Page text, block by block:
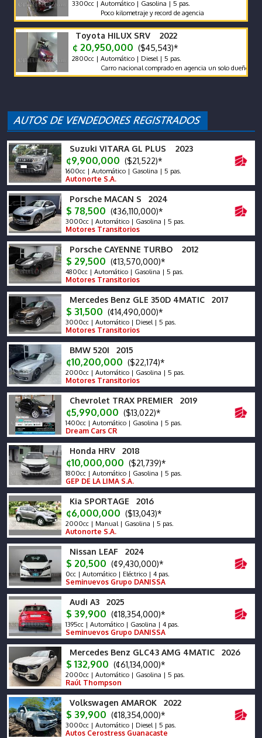
3300cc | Automático | Gasolina | 5 pas.
Poco kilometraje y record de agencia
Toyota HILUX SRV 2022
¢ 20,950,000 ($45,543)*
2800cc | Automático | Diesel | 5 pas.
Carro nacional comprado en agencia un solo dueño récord y
Suzuki VITARA GL PLUS 2023
¢9,900,000 ($21,522)*
1600cc | Automático | Gasolina | 5 pas.
Autonorte S.A.
Porsche MACAN S 2024
$ 78,500 (¢36,110,000)*
3000cc | Automático | Gasolina | 5 pas.
Motores Transitorios
Porsche CAYENNE TURBO 2012
$ 29,500 (¢13,570,000)*
4800cc | Automático | Gasolina | 5 pas.
Motores Transitorios
Mercedes Benz GLE 350D 4MATIC 2017
$ 31,500 (¢14,490,000)*
3000cc | Automático | Diesel | 5 pas.
Motores Transitorios
BMW 520I 2015
¢10,200,000 ($22,174)*
2000cc | Automático | Gasolina | 5 pas.
Motores Transitorios
Chevrolet TRAX PREMIER 2019
¢5,990,000 ($13,022)*
1400cc | Automático | Gasolina | 5 pas.
Dream Cars CR
Honda HRV 2018
¢10,000,000 ($21,739)*
1800cc | Automático | Gasolina | 5 pas.
GEP DE LA LIMA S.A.
Kia SPORTAGE 2016
¢6,000,000 ($13,043)*
2000cc | Manual | Gasolina | 5 pas.
Autonorte S.A.
Nissan LEAF 2024
$ 20,500 (¢9,430,000)*
0cc | Automático | Eléctrico | 4 pas.
Seminuevos Grupo DANISSA
Audi A3 2025
$ 39,900 (¢18,354,000)*
1395cc | Automático | Gasolina | 4 pas.
Seminuevos Grupo DANISSA
Mercedes Benz GLC43 AMG 4MATIC 2026
$ 132,900 (¢61,134,000)*
2000cc | Automático | Gasolina | 5 pas.
Raúl Thompson
Volkswagen AMAROK 2022
$ 39,900 (¢18,354,000)*
3000cc | Automático | Diesel | 5 pas.
Autos Cerostress Guanacaste